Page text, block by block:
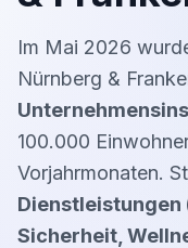
Im Mai 2026
Nürnberg &
100.000
Vorjahrmonaten.
Dienstleistungen
Sicherheit,